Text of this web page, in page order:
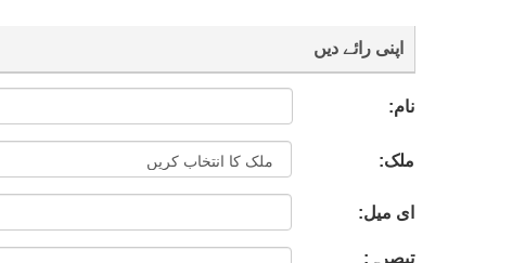
اپنی رائے دیں
نام:
ملک:
ای میل:
تبصرہ: